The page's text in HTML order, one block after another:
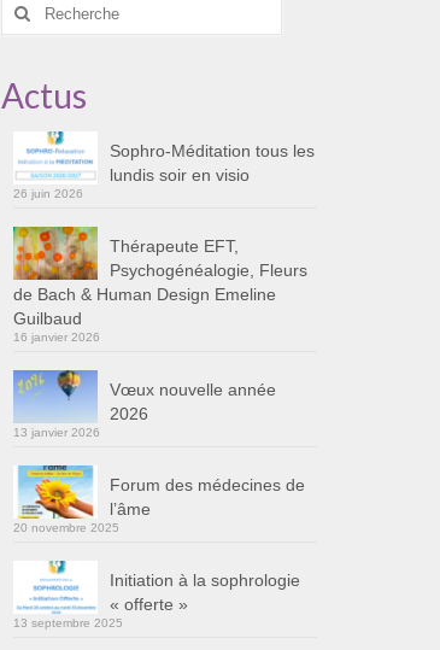
Actus
Sophro-Méditation tous les
lundis soir en visio
26 juin 2026
Thérapeute EFT,
Psychogénéalogie, Fleurs
de Bach & Human Design Emeline
Guilbaud
16 janvier 2026
Vœux nouvelle année
2026
13 janvier 2026
Forum des médecines de
l’âme
20 novembre 2025
Initiation à la sophrologie
« offerte »
13 septembre 2025